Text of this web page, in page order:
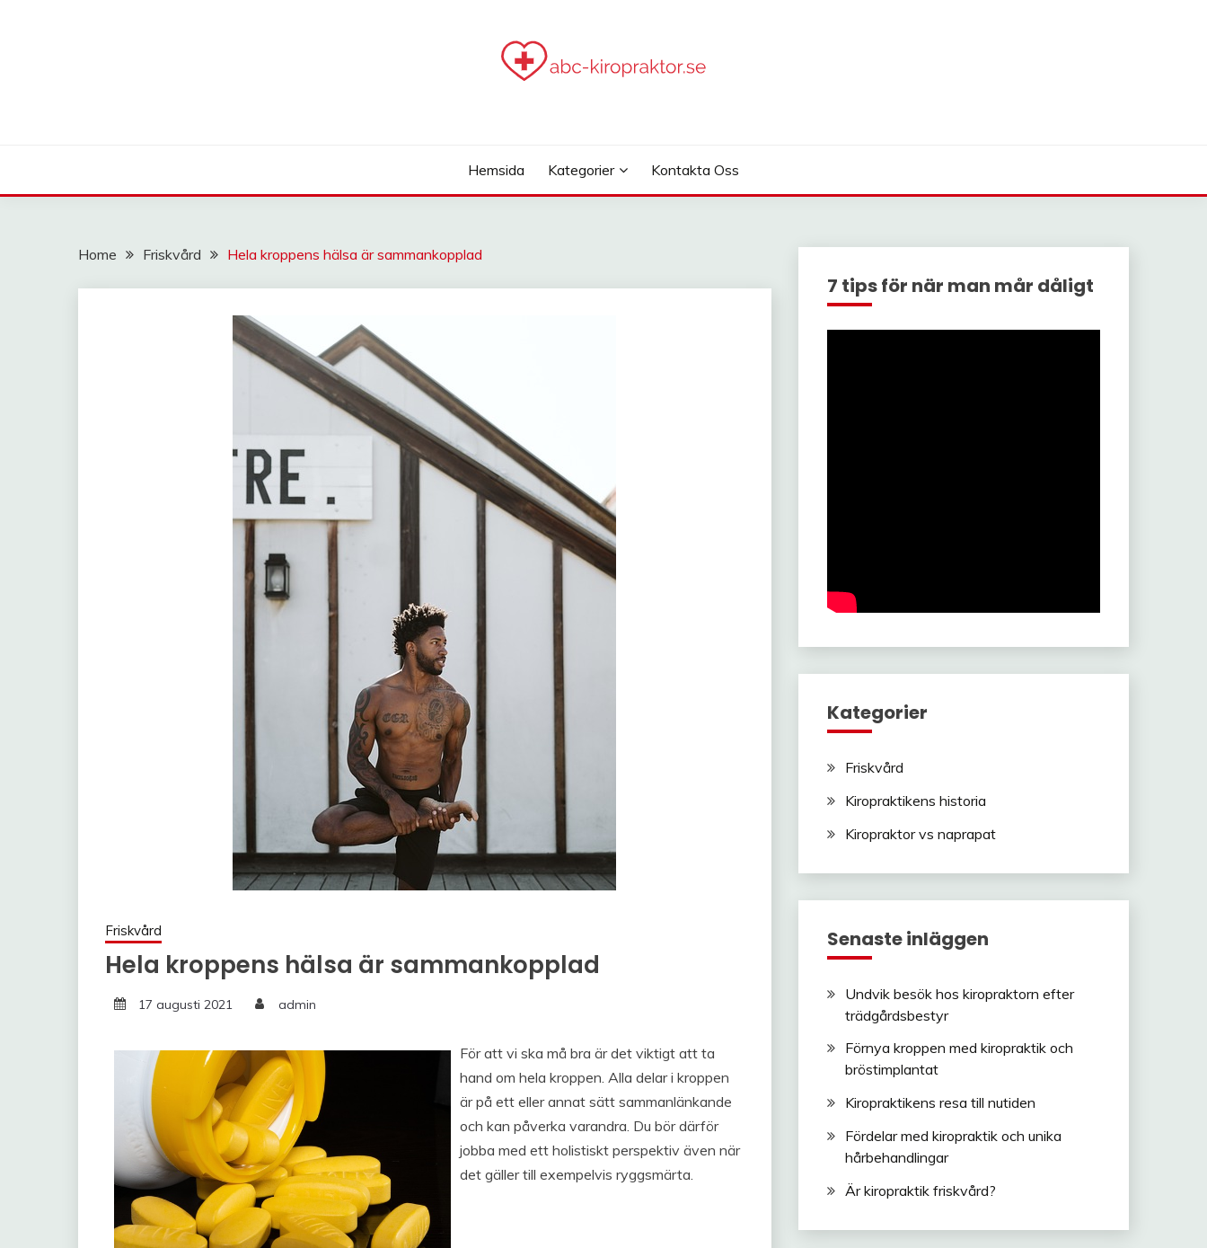
Hemsida Kategorier Kontakta Oss
Home Friskvård Hela kroppens hälsa är sammankopplad
Friskvård
Hela kroppens hälsa är sammankopplad
17 augusti 2021 admin
För att vi ska må bra är det viktigt att ta
hand om hela kroppen. Alla delar i kroppen
är på ett eller annat sätt sammanlänkande
och kan påverka varandra. Du bör därför
jobba med ett holistiskt perspektiv även när
det gäller till exempelvis ryggsmärta.
7 tips för när man mår dåligt
Kategorier
Friskvård
Kiropraktikens historia
Kiropraktor vs naprapat
Senaste inläggen
Undvik besök hos kiropraktorn efter
trädgårdsbestyr
Förnya kroppen med kiropraktik och
bröstimplantat
Kiropraktikens resa till nutiden
Fördelar med kiropraktik och unika
hårbehandlingar
Är kiropraktik friskvård?